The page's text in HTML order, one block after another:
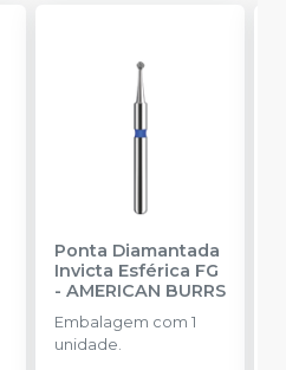
Ponta Diamantada
Invicta Esférica FG
- AMERICAN BURRS
Embalagem com 1
unidade.